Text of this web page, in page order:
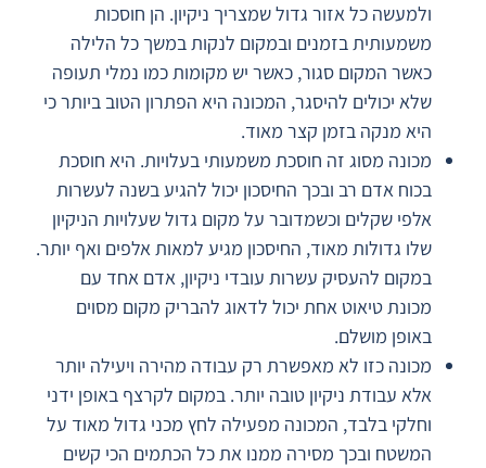
ולמעשה כל אזור גדול שמצריך ניקיון. הן חוסכות
משמעותית בזמנים ובמקום לנקות במשך כל הלילה
כאשר המקום סגור, כאשר יש מקומות כמו נמלי תעופה
שלא יכולים להיסגר, המכונה היא הפתרון הטוב ביותר כי
היא מנקה בזמן קצר מאוד.
מכונה מסוג זה חוסכת משמעותי בעלויות. היא חוסכת
בכוח אדם רב ובכך החיסכון יכול להגיע בשנה לעשרות
אלפי שקלים וכשמדובר על מקום גדול שעלויות הניקיון
שלו גדולות מאוד, החיסכון מגיע למאות אלפים ואף יותר.
במקום להעסיק עשרות עובדי ניקיון, אדם אחד עם
מכונת טיאוט אחת יכול לדאוג להבריק מקום מסוים
באופן מושלם.
מכונה כזו לא מאפשרת רק עבודה מהירה ויעילה יותר
אלא עבודת ניקיון טובה יותר. במקום לקרצף באופן ידני
וחלקי בלבד, המכונה מפעילה לחץ מכני גדול מאוד על
המשטח ובכך מסירה ממנו את כל הכתמים הכי קשים